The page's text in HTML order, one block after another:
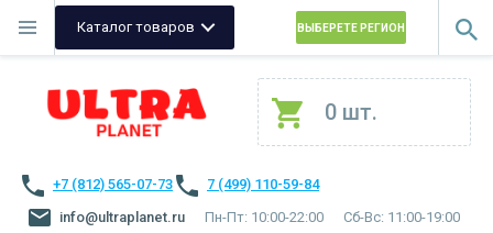
Каталог товаров ВЫБЕРЕТЕ РЕГИОН
0 шт.
+7 (812) 565-07-73
7 (499) 110-59-84
info@ultraplanet.ru
Пн-Пт: 10:00-22:00 Сб-Вс: 11:00-19:00